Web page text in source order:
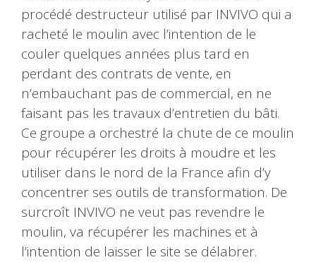
procédé destructeur utilisé par INVIVO qui a
racheté le moulin avec l’intention de le
couler quelques années plus tard en
perdant des contrats de vente, en
n’embauchant pas de commercial, en ne
faisant pas les travaux d’entretien du bâti.
Ce groupe a orchestré la chute de ce moulin
pour récupérer les droits à moudre et les
utiliser dans le nord de la France afin d’y
concentrer ses outils de transformation. De
surcroît INVIVO ne veut pas revendre le
moulin, va récupérer les machines et à
l’intention de laisser le site se délabrer.